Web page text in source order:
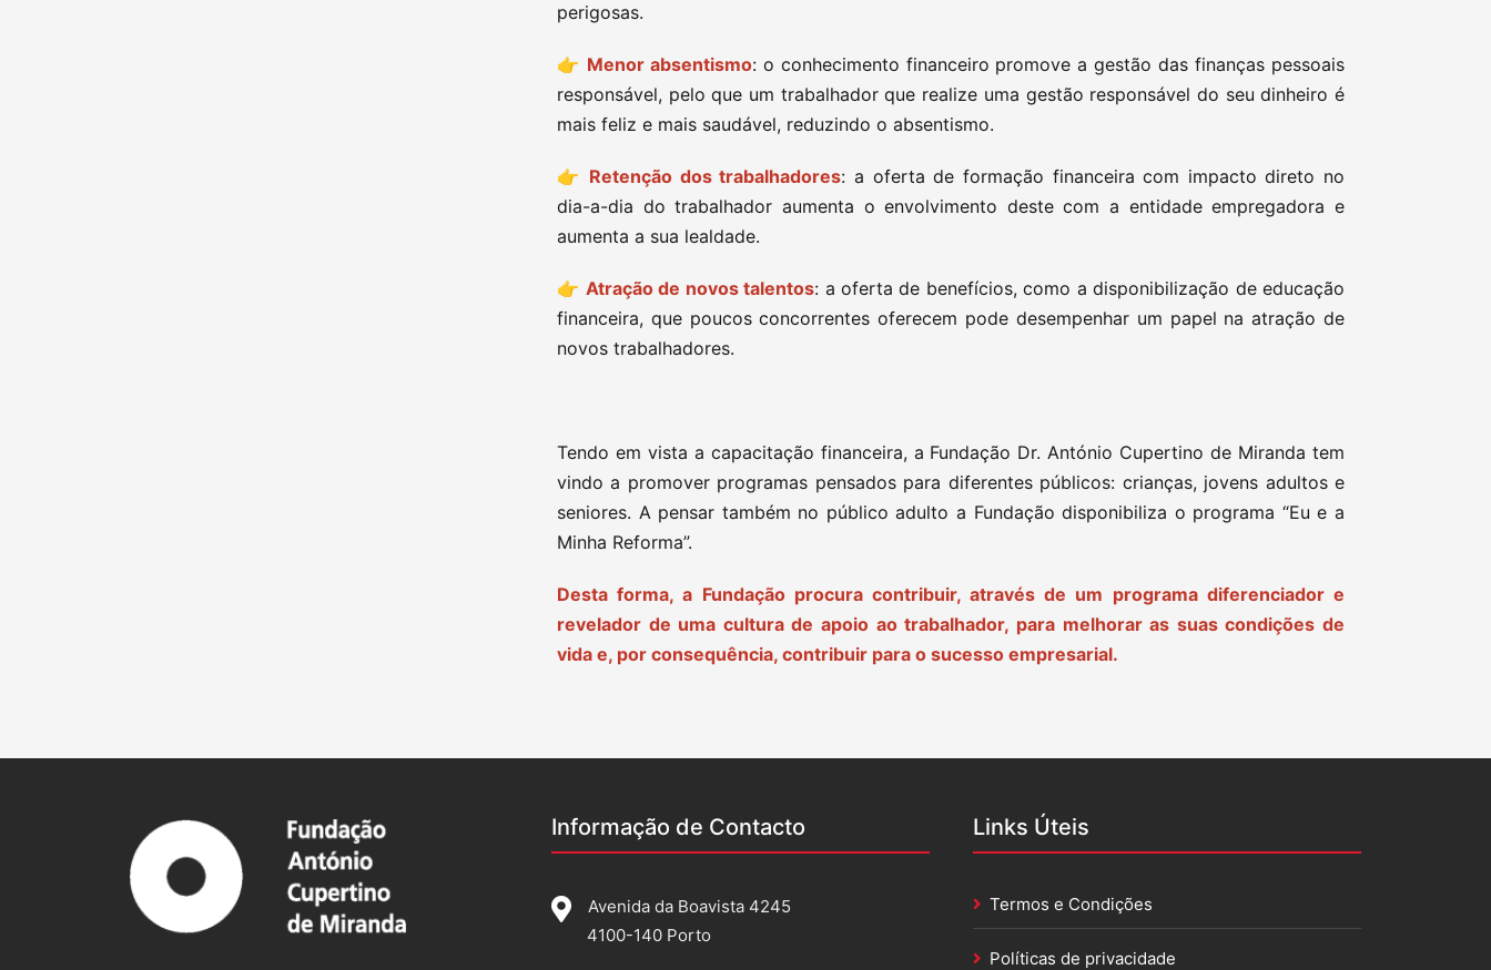
perigosas.
👉 Menor absentismo: o conhecimento financeiro promove a gestão das finanças pessoais
responsável, pelo que um trabalhador que realize uma gestão responsável do seu dinheiro é
mais feliz e mais saudável, reduzindo o absentismo.
👉 Retenção dos trabalhadores: a oferta de formação financeira com impacto direto no
dia-a-dia do trabalhador aumenta o envolvimento deste com a entidade empregadora e
aumenta a sua lealdade.
👉 Atração de novos talentos: a oferta de benefícios, como a disponibilização de educação
financeira, que poucos concorrentes oferecem pode desempenhar um papel na atração de
novos trabalhadores.
Tendo em vista a capacitação financeira, a Fundação Dr. António Cupertino de Miranda tem
vindo a promover programas pensados para diferentes públicos: crianças, jovens adultos e
seniores. A pensar também no público adulto a Fundação disponibiliza o programa “Eu e a
Minha Reforma”.
Desta forma, a Fundação procura contribuir, através de um programa diferenciador e
revelador de uma cultura de apoio ao trabalhador, para melhorar as suas condições de
vida e, por consequência, contribuir para o sucesso empresarial.
Informação de Contacto
Avenida da Boavista 4245
4100-140 Porto
Links Úteis
Termos e Condições
Políticas de privacidade